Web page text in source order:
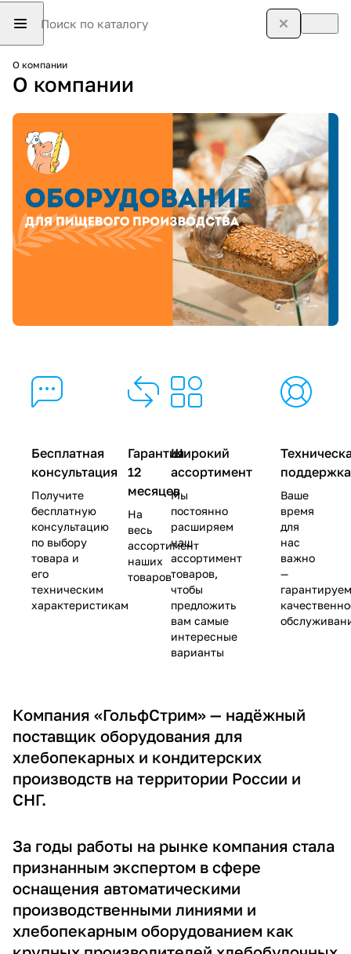
О компании
О компании
Бесплатная
консультация
Получите
бесплатную
консультацию
по выбору
товара и
его
техническим
характеристикам
Гарантия
12
месяцев
На
весь
ассортимент
наших
товаров
Широкий
ассортимент
Мы
постоянно
расширяем
наш
ассортимент
товаров,
чтобы
предложить
вам самые
интересные
варианты
поддержка
Ваше
время
для
нас
важно
—
Компания «ГольфСтрим» — надёжный
поставщик оборудования для
хлебопекарных и кондитерских
производств на территории России и
СНГ.
За годы работы на рынке компания стала
признанным экспертом в сфере
оснащения автоматическими
производственными линиями и
хлебопекарным оборудованием как